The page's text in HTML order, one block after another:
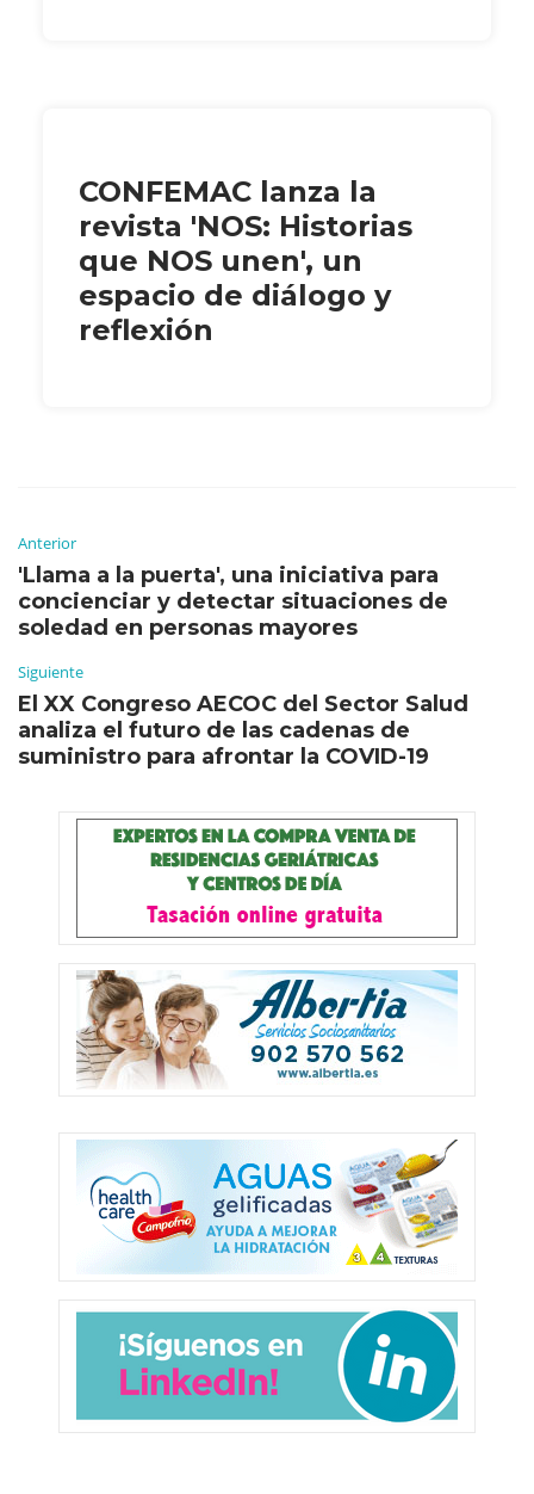
CONFEMAC lanza la
revista 'NOS: Historias
que NOS unen', un
espacio de diálogo y
reflexión
Anterior
'Llama a la puerta', una iniciativa para
concienciar y detectar situaciones de
soledad en personas mayores
Siguiente
El XX Congreso AECOC del Sector Salud
analiza el futuro de las cadenas de
suministro para afrontar la COVID-19